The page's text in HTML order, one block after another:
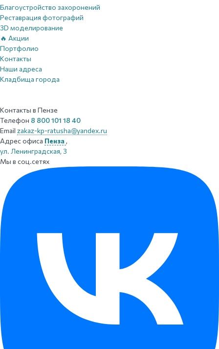
Благоустройство захоронений
Реставрация фотографий
3D моделирование
🔥 Акции
Портфолио
Контакты
Наши адреса
Кладбища города
Контакты в Пензе
Телефон 8 800 101 18 40
Email zakaz-kp-ratusha@yandex.ru
Адрес офиса Пенза,
ул. Ленинградская, 3
Мы в соц.сетях